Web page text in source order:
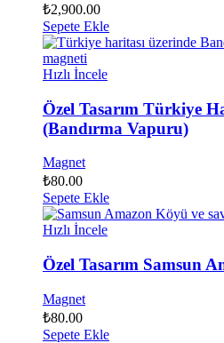
₺2,900.00
Sepete Ekle
Hızlı İncele
Özel Tasarım Türkiye
(Bandırma Vapuru)
Magnet
₺80.00
Sepete Ekle
Hızlı İncele
Özel Tasarım Samsun
Magnet
₺80.00
Sepete Ekle